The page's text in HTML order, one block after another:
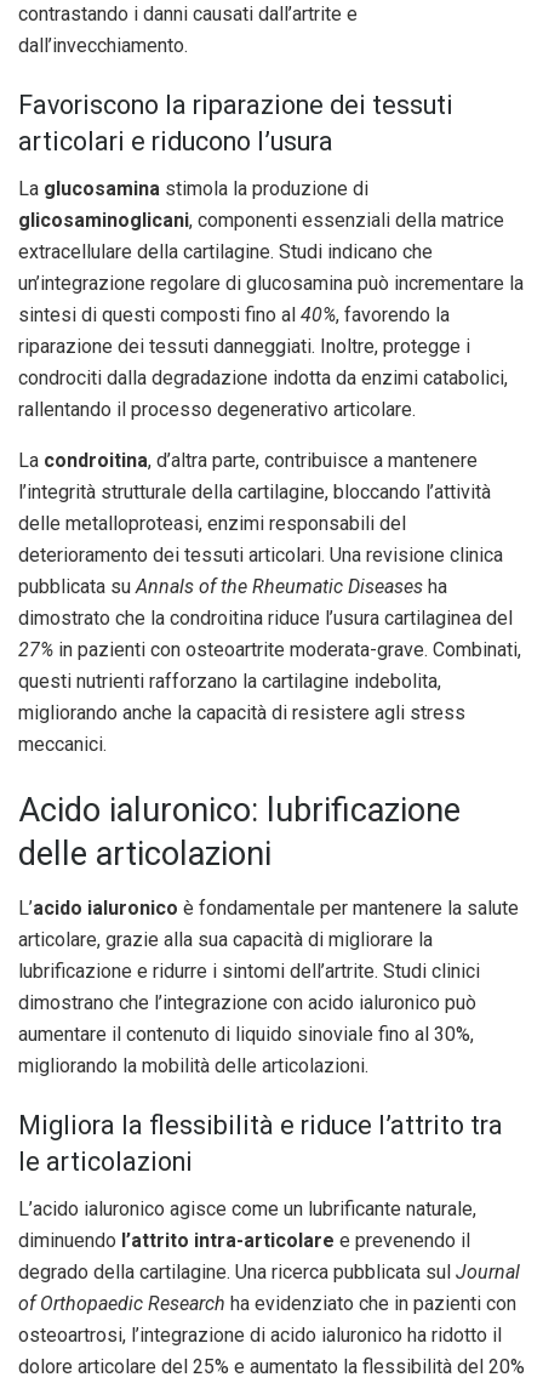
contrastando i danni causati dall’artrite e
dall’invecchiamento.
Favoriscono la riparazione dei tessuti
articolari e riducono l’usura
La glucosamina stimola la produzione di
glicosaminoglicani, componenti essenziali della matrice
extracellulare della cartilagine. Studi indicano che
un’integrazione regolare di glucosamina può incrementare la
sintesi di questi composti fino al 40%, favorendo la
riparazione dei tessuti danneggiati. Inoltre, protegge i
condrociti dalla degradazione indotta da enzimi catabolici,
rallentando il processo degenerativo articolare.
La condroitina, d’altra parte, contribuisce a mantenere
l’integrità strutturale della cartilagine, bloccando l’attività
delle metalloproteasi, enzimi responsabili del
deterioramento dei tessuti articolari. Una revisione clinica
pubblicata suAnnals of the Rheumatic Diseases ha
dimostrato che la condroitina riduce l’usura cartilaginea del
27% in pazienti con osteoartrite moderata-grave. Combinati,
questi nutrienti rafforzano la cartilagine indebolita,
migliorando anche la capacità di resistere agli stress
meccanici.
Acido ialuronico: lubrificazione
delle articolazioni
L’acido ialuronico è fondamentale per mantenere la salute
articolare, grazie alla sua capacità di migliorare la
lubrificazione e ridurre i sintomi dell’artrite. Studi clinici
dimostrano che l’integrazione con acido ialuronico può
aumentare il contenuto di liquido sinoviale fino al 30%,
migliorando la mobilità delle articolazioni.
Migliora la flessibilità e riduce l’attrito tra
le articolazioni
L’acido ialuronico agisce come un lubrificante naturale,
diminuendo l’attrito intra-articolare e prevenendo il
degrado della cartilagine. Una ricerca pubblicata sul Journal
of Orthopaedic Research ha evidenziato che in pazienti con
osteoartrosi, l’integrazione di acido ialuronico ha ridotto il
dolore articolare del 25% e aumentato la flessibilità del 20%